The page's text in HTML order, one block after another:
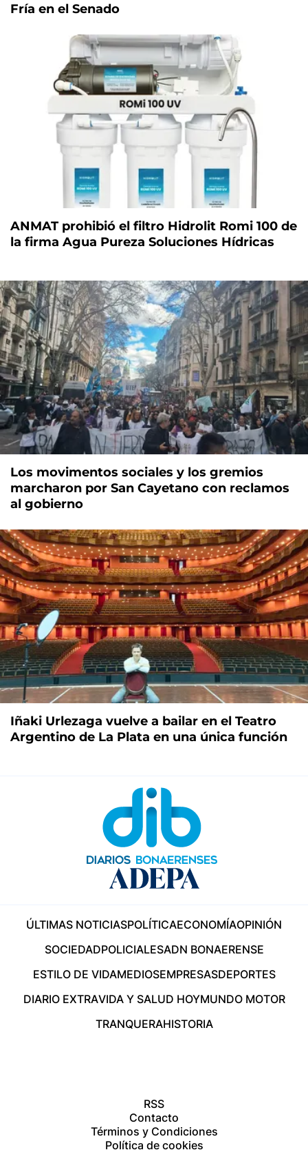
Fría en el Senado
ANMAT prohibió el filtro Hidrolit Romi 100 de
la firma Agua Pureza Soluciones Hídricas
Los movimentos sociales y los gremios
marcharon por San Cayetano con reclamos
al gobierno
Iñaki Urlezaga vuelve a bailar en el Teatro
Argentino de La Plata en una única función
ÚLTIMAS NOTICIASPOLÍTICAECONOMÍAOPINIÓN
SOCIEDADPOLICIALESADN BONAERENSE
ESTILO DE VIDAMEDIOSEMPRESASDEPORTES
DIARIO EXTRAVIDA Y SALUD HOYMUNDO MOTOR
TRANQUERAHISTORIA
RSS
Contacto
Términos y Condiciones
Política de cookies